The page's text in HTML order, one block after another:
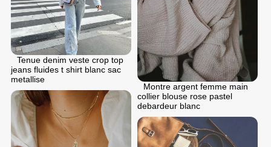
Montre argent femme main
collier blouse rose pastel
debardeur blanc
Tenue denim veste crop top
jeans fluides t shirt blanc sac
metallise